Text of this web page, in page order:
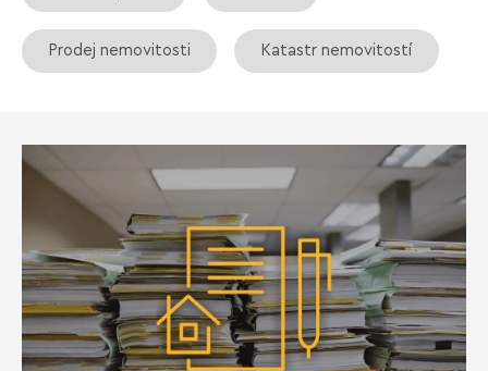
Prodej nemovitosti Katastr nemovitostí